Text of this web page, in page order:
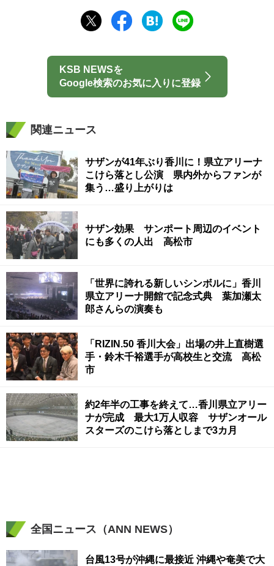
KSB NEWSを
Google検索のお気に入りに登録
関連ニュース
サザンが41年ぶり香川に！県立アリーナ
こけら落とし公演 県内外からファンが
集う…盛り上がりは
サザン効果 サンポート周辺のイベント
にも多くの人出 高松市
「世界に誇れる新しいシンボルに」香川
県立アリーナ開館で記念式典 葉加瀬太
郎さんらの演奏も
「RIZIN.50 香川大会」出場の井上直樹選
手・鈴木千裕選手が高校生と交流 高松
市
約2年半の工事を終えて…香川県立アリー
ナが完成 最大1万人収容 サザンオール
スターズのこけら落としまで3カ月
全国ニュース（ANN NEWS）
台風13号が沖縄に最接近 沖縄や奄美で大